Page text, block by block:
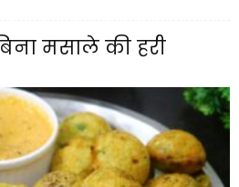
मसाले की हरी